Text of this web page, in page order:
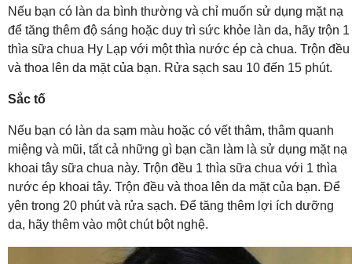
Nếu bạn có làn da bình thường và chỉ muốn sử dụng mặt nạ
để tăng thêm độ sáng hoặc duy trì sức khỏe làn da, hãy trộn 1
thìa sữa chua Hy Lạp với một thìa nước ép cà chua. Trộn đều
và thoa lên da mặt của bạn. Rửa sạch sau 10 đến 15 phút.
Sắc tố
Nếu bạn có làn da sạm màu hoặc có vết thâm, thâm quanh
miệng và mũi, tất cả những gì bạn cần làm là sử dụng mặt nạ
khoai tây sữa chua này. Trộn đều 1 thìa sữa chua với 1 thìa
nước ép khoai tây. Trộn đều và thoa lên da mặt của bạn. Để
yên trong 20 phút và rửa sạch. Để tăng thêm lợi ích dưỡng
da, hãy thêm vào một chút bột nghệ.